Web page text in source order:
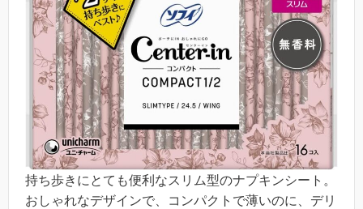
持ち歩きにとても便利なスリム型のナプキンシート。
おしゃれなデザインで、コンパクトで薄いのに、デリ